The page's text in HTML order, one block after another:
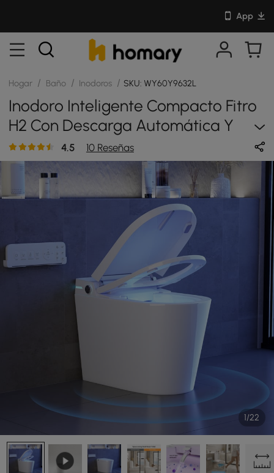
App
Hogar / Baño / Inodoros / SKU: WY60Y9632L
Inodoro Inteligente Compacto Fitro
H2 Con Descarga Automática Y
Esterilización UV
4.5 10 Reseñas
1/22